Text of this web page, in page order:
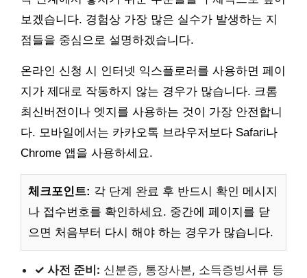
보겠습니다. 경험상 가장 많은 실수가 발생하는 지
점들을 중심으로 설명하겠습니다.
온라인 신청 시 인터넷 익스플로러를 사용하면 페이
지가 제대로 작동하지 않는 경우가 많습니다. 크롬
최신버전이나 엣지를 사용하는 것이 가장 안전합니
다. 모바일에서는 카카오톡 브라우저보다 Safari나
Chrome 앱을 사용하세요.
체크포인트: 각 단계 완료 후 반드시 확인 메시지
나 접수번호를 확인하세요. 중간에 페이지를 닫
으면 처음부터 다시 해야 하는 경우가 많습니다.
✓ 사전 준비: 신분증, 통장사본, 소득증빙서류 등